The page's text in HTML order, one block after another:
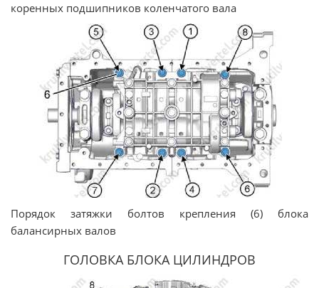
коренных подшипников коленчатого вала
Порядок затяжки болтов крепления (6) блока
балансирных валов
ГОЛОВКА БЛОКА ЦИЛИНДРОВ